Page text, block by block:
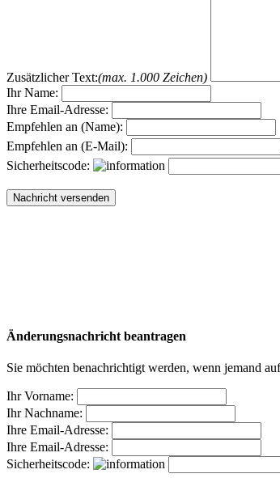
Zusätzlicher Text:(max. 1.000 Zeichen)
Ihr Name:
Ihre Email-Adresse:
Empfehlen an (Name):
Empfehlen an (E-Mail):
Sicherheitscode:
Änderungsnachricht beantragen
Sie möchten benachrichtigt werden, wenn jemand
Ihr Vorname:
Ihr Nachname:
Ihre Email-Adresse:
Ihre Email-Adresse:
Sicherheitscode: